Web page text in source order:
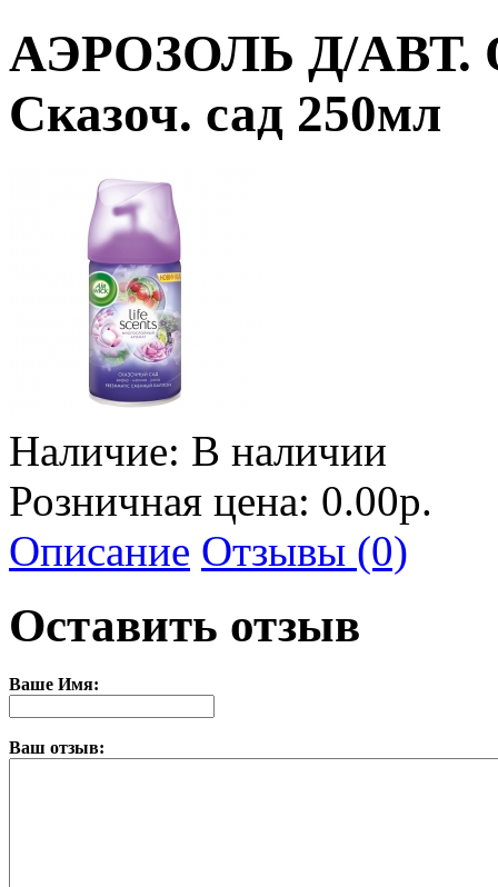
АЭРОЗОЛЬ Д/АВТ.
Сказоч. сад 250мл
Наличие: В наличии
Розничная цена: 0.00р.
Описание Отзывы (0)
Оставить отзыв
Ваше Имя:
Ваш отзыв: